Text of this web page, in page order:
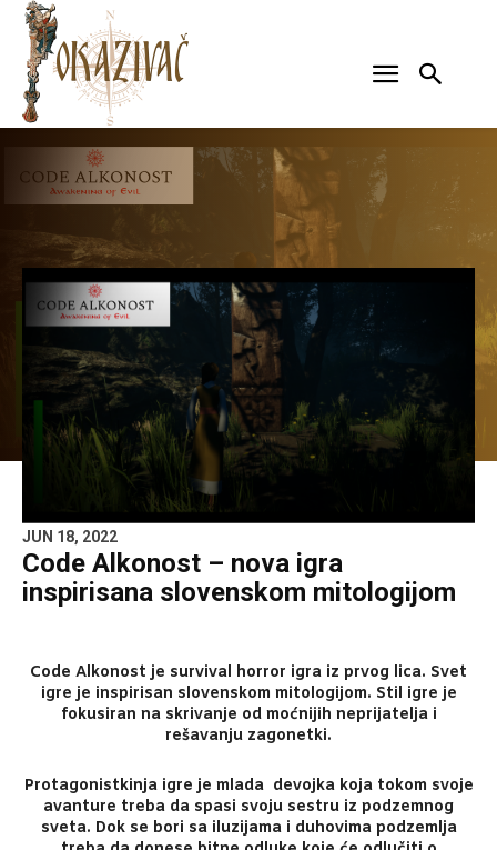
JUN 18, 2022
Code Alkonost – nova igra
inspirisana slovenskom mitologijom
Code Alkonost je survival horror igra iz prvog lica. Svet
igre je inspirisan slovenskom mitologijom. Stil igre je
fokusiran na skrivanje od moćnijih neprijatelja i
rešavanju zagonetki.
Protagonistkinja igre je mlada devojka koja tokom svoje
avanture treba da spasi svoju sestru iz podzemnog
sveta. Dok se bori sa iluzijama i duhovima podzemlja